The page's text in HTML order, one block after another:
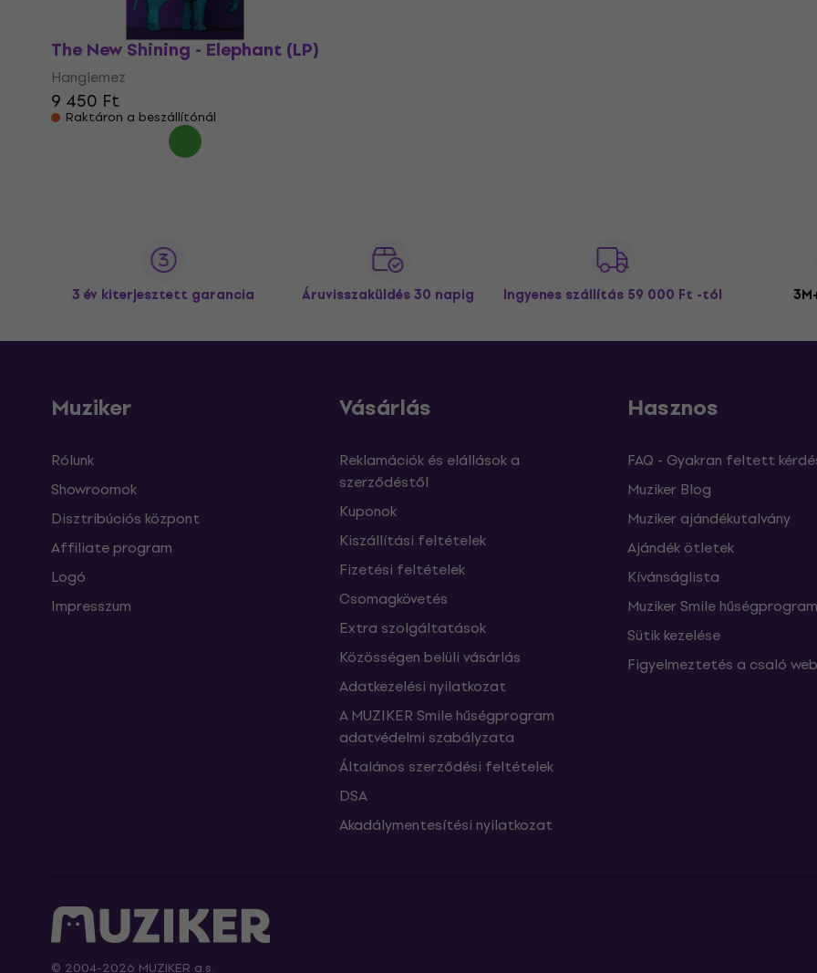
The New Shining - Elephant (LP)
Hanglemez
9 450 Ft
Raktáron a beszállítónál
3 év kiterjesztett garancia Áruvisszaküldés 30 napig Ingyenes szállítás 59 000 Ft -tól
Muziker
Rólunk
Showroomok
Disztribúciós központ
Affiliate program
Logó
Impresszum
Vásárlás
Reklamációk és elállások a
szerződéstől
Kuponok
Kiszállítási feltételek
Fizetési feltételek
Csomagkövetés
Extra szolgáltatások
Közösségen belüli vásárlás
Adatkezelési nyilatkozat
A MUZIKER Smile hűségprogram
adatvédelmi szabályzata
Általános szerződési feltételek
DSA
Akadálymentesítési nyilatkozat
Hasznos
FAQ - Gyakran feltett
Muziker Blog
Muziker ajándékutalvány
Ajándék ötletek
Kívánságlista
Muziker Smile hűségprogram
Sütik kezelése
Figyelmeztetés a csaló
© 2004-2026 MUZIKER a.s.